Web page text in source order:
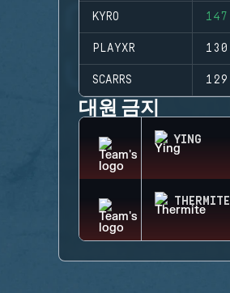
KYRO 147
PLAYXR 130
SCARRS 129
대원 금지
YING
THERMITE